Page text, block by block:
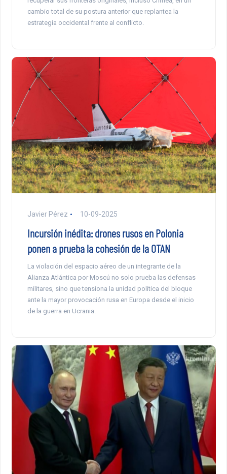
cambio total de su postura anterior que replantea la
estrategia occidental frente al conflicto.
Javier Pérez 10-09-2025
Incursión inédita: drones rusos en Polonia
ponen a prueba la cohesión de la OTAN
La violación del espacio aéreo de un integrante de la
Alianza Atlántica por Moscú no solo prueba las defensas
militares, sino que tensiona la unidad política del bloque
ante la mayor provocación rusa en Europa desde el inicio
de la guerra en Ucrania.